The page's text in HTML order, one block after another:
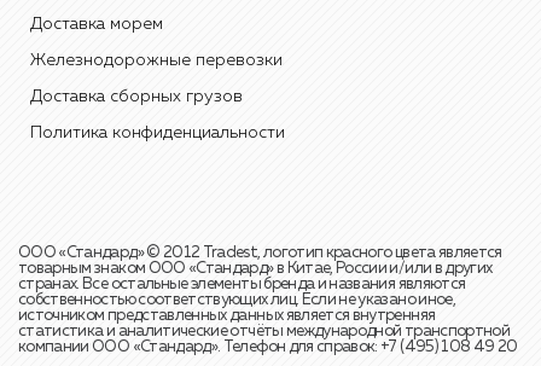
Доставка морем
Железнодорожные перевозки
Доставка сборных грузов
Политика конфиденциальности
ООО «Стандард» © 2012 Tradest, логотип красного цвета является
товарным знаком ООО «Стандард» в Китае, России и/или в других
странах. Все остальные элементы бренда и названия являются
собственностью соответствующих лиц. Если не указано иное,
источником представленных данных является внутренняя
статистика и аналитические отчёты международной транспортной
компании ООО «Стандард». Телефон для справок: +7 (495) 108 49 20